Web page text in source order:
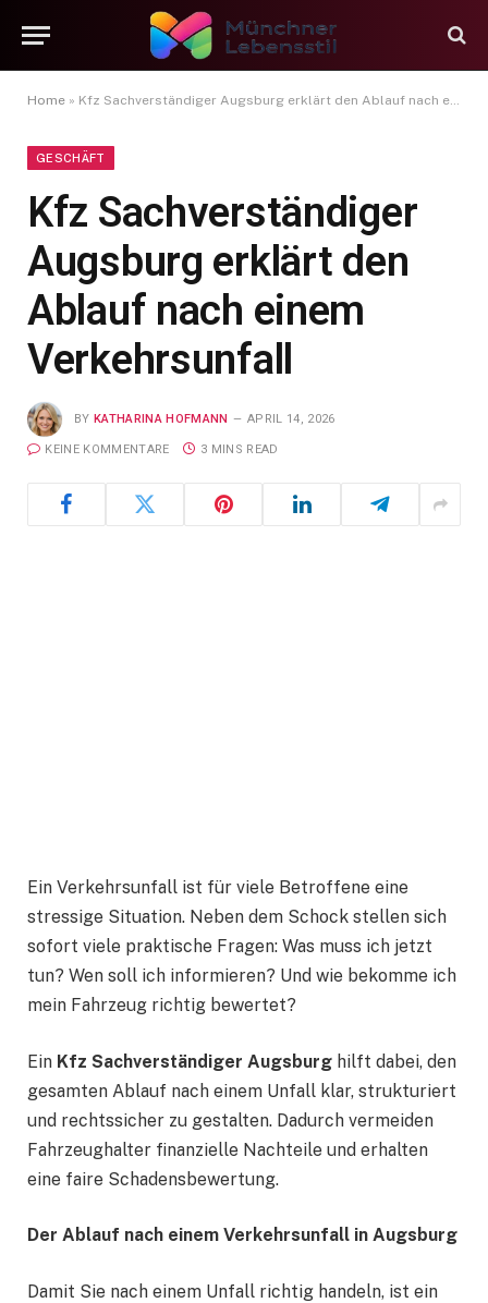
Home » Kfz Sachverständiger Augsburg erklärt den Ablauf nach einem Verkehrsunfall
GESCHÄFT
Kfz Sachverständiger
Augsburg erklärt den
Ablauf nach einem
Verkehrsunfall
BY KATHARINA HOFMANN APRIL 14, 2026
KEINE KOMMENTARE 3 MINS READ
Ein Verkehrsunfall ist für viele Betroffene eine
stressige Situation. Neben dem Schock stellen sich
sofort viele praktische Fragen: Was muss ich jetzt
tun? Wen soll ich informieren? Und wie bekomme ich
mein Fahrzeug richtig bewertet?
Ein Kfz Sachverständiger Augsburg hilft dabei, den
gesamten Ablauf nach einem Unfall klar, strukturiert
und rechtssicher zu gestalten. Dadurch vermeiden
Fahrzeughalter finanzielle Nachteile und erhalten
eine faire Schadensbewertung.
Der Ablauf nach einem Verkehrsunfall in Augsburg
Damit Sie nach einem Unfall richtig handeln, ist ein